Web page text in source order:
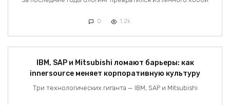
0 1.2k.
IBM, SAP и Mitsubishi ломают барьеры: как
innersource меняет корпоративную культуру
Три технологических гиганта — IBM, SAP и Mitsubishi